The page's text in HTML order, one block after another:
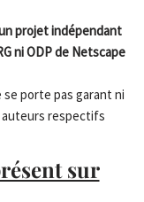
projet indépendant
ni ODP de Netscape
se porte pas garant ni
auteurs respectifs
sur